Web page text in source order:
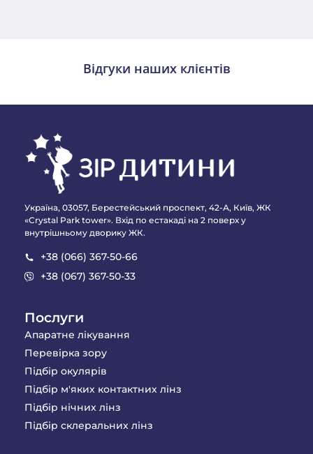
Відгуки наших клієнтів
Україна, 03057, Берестейський проспект, 42-А, Київ, ЖК
«Crystal Park tower». Вхід по естакаді на 2 поверх у
внутрішньому дворику ЖК.
+38 (066) 367-50-66
+38 (067) 367-50-33
Послуги
Апаратне лікування
Перевірка зору
Підбір окулярів
Підбір м'яких контактних лінз
Підбір нічних лінз
Підбір склеральних лінз